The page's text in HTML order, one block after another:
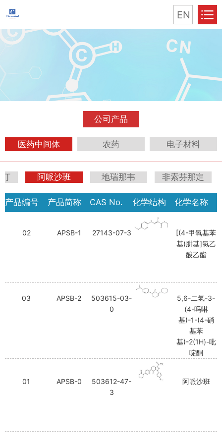
EN
公司产品
医药中间体 农药 电子材料
汀 阿哌沙班 地瑞那韦 非索芬那定
产品编号 产品简称 CAS No. 化学结构 化学名称
02 APSB-1 27143-07-3
[(4-甲氧基苯
基)肼基]氯乙
酸乙酯
03 APSB-2
503615-03-
0
5,6-二氢-3-
(4-吗啉
基)-1-(4-硝
基苯
基)-2(1H)-吡
啶酮
01 APSB-0
503612-47-
3
阿哌沙班